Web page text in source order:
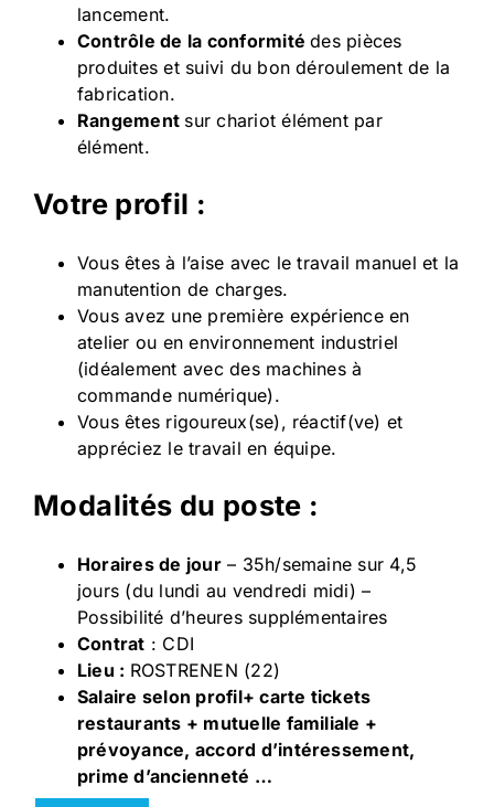
lancement.
Contrôle de la conformitédes pièces
produites et suivi du bon déroulement de la
fabrication.
Rangement sur chariot élément par
élément.
Votre profil :
Vous êtes à l’aise avec le travail manuel et la
manutention de charges.
Vous avez une première expérience en
atelier ou en environnement industriel
(idéalement avec des machines à
commande numérique).
Vous êtes rigoureux(se), réactif(ve) et
appréciez le travail en équipe.
Modalités du poste :
Horaires de jour– 35h/semaine sur 4,5
jours (du lundi au vendredi midi) –
Possibilité d’heures supplémentaires
Contrat : CDI
Lieu : ROSTRENEN (22)
Salaire selon profil+ carte tickets
restaurants + mutuelle familiale +
prévoyance, accord d’intéressement,
prime d’ancienneté …